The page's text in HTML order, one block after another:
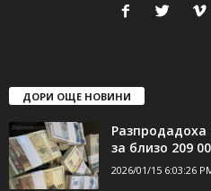
ДОРИ ОЩЕ НОВИНИ
за близо 209
2026/01/15 6:03:26